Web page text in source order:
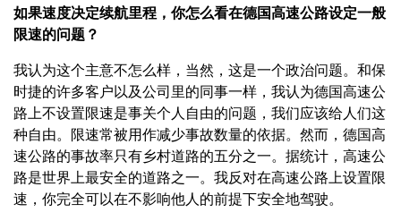
如果速度决定续航里程，你怎么看在德国高速公路设定一般
限速的问题？
我认为这个主意不怎么样，当然，这是一个政治问题。和保
时捷的许多客户以及公司里的同事一样，我认为德国高速公
路上不设置限速是事关个人自由的问题，我们应该给人们这
种自由。限速常被用作减少事故数量的依据。然而，德国高
速公路的事故率只有乡村道路的五分之一。据统计，高速公
路是世界上最安全的道路之一。我反对在高速公路上设置限
速，你完全可以在不影响他人的前提下安全地驾驶。